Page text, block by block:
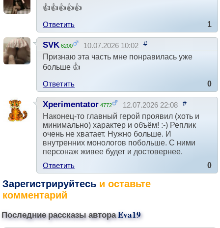
👍👍👍👍👍
Ответить
1
SVK 6200 10.07.2026 10:02 #
Признаю эта часть мне понравилась уже
больше 👍
Ответить
0
Xperimentator 4772 12.07.2026 22:08 #
Наконец-то главный герой проявил (хоть и
минимально) характер и объём! :-) Реплик
очень не хватает. Нужно больше. И
внутренних монологов побольше. С ними
персонаж живее будет и достовернее.
Ответить
0
Зарегистрируйтесь и оставьте
комментарий
Последние рассказы автораEva19